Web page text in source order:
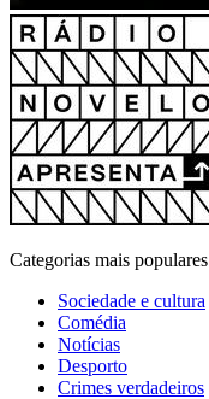
Categorias mais populares
Sociedade e cultura
Comédia
Notícias
Desporto
Crimes verdadeiros